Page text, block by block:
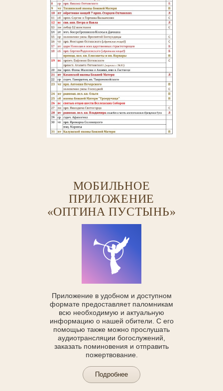
МОБИЛЬНОЕ
ПРИЛОЖЕНИЕ
«ОПТИНА ПУСТЫНЬ»
Приложение в удобном и доступном
формате предоставляет паломникам
всю необходимую и актуальную
информацию о нашей обители. С его
помощью также можно прослушать
аудиотрансляции богослужений,
заказать поминовения и отправить
пожертвование.
Подробнее